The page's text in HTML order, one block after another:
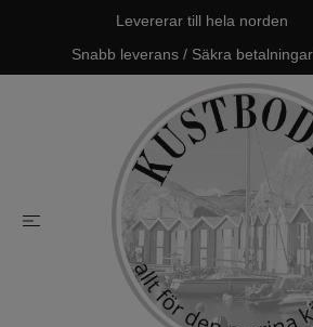
Levererar till hela norden
Snabb leverans / Säkra